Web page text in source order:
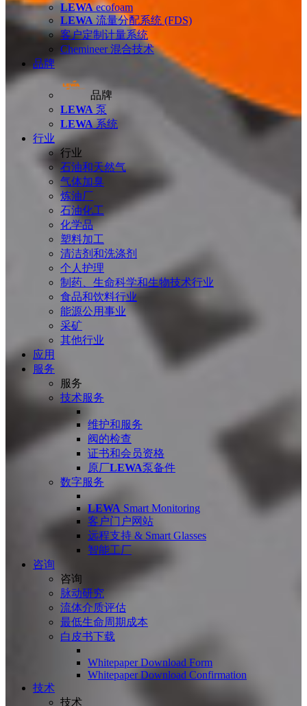
LEWAecofoam
LEWA 流量分配系统 (FDS)
客户定制计量系统
Chemineer 混合技术
品牌
品牌
LEWA 泵
LEWA系统
行业
行业
石油和天然气
气体加臭
炼油厂
石油化工
化学品
塑料加工
清洁剂和洗涤剂
个人护理
制药、生命科学和生物技术行业
食品和饮料行业
能源公用事业
采矿
其他行业
应用
服务
服务
技术服务
维护和服务
阀的检查
证书和会员资格
原厂LEWA泵备件
数字服务
LEWA Smart Monitoring
客户门户网站
远程支持 & Smart Glasses
智能工厂
咨询
咨询
脉动研究
流体介质评估
最低生命周期成本
白皮书下载
Whitepaper Download Form
Whitepaper Download Confirmation
技术
技术